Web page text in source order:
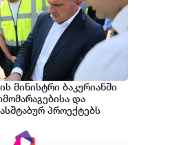
მინისტრი ბაკურიანში
და
პროექტებს